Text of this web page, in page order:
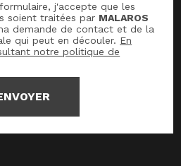
j'accepte que les
soient traitées par MALAROS
demande de contact et de la
qui peut en découler. En
notre politique de